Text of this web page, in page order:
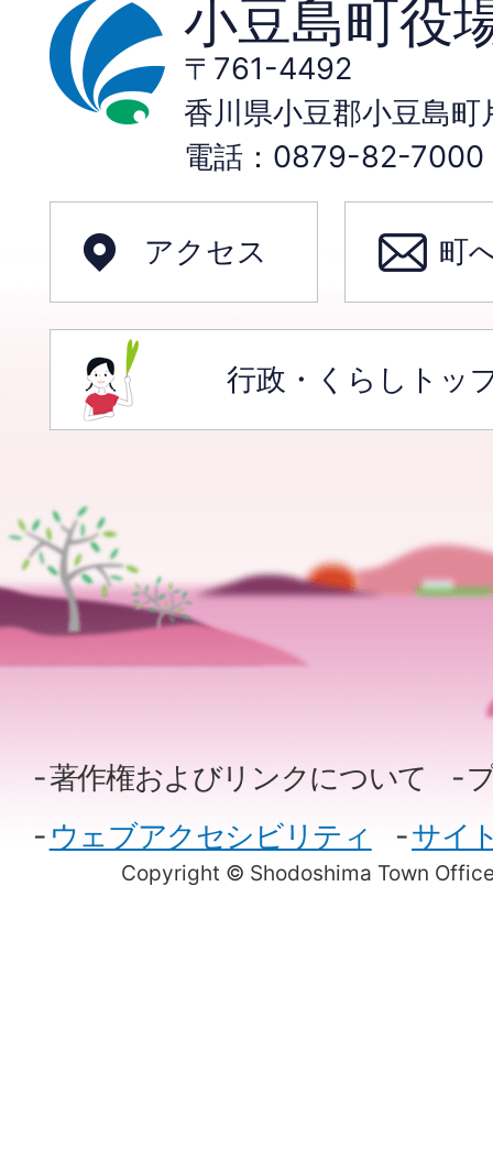
小豆島町役
〒761-4492
香川県小豆郡小豆島
電話：0879-82-7000
アクセス 町
行政・くらしトッ
Copyright © Shodoshima Town
著作権およびリンクについて
ウェブアクセシビリティ
サイ